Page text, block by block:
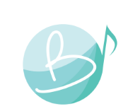
content